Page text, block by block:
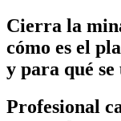
Cierra la
cómo es el
y para qué se
Profesional